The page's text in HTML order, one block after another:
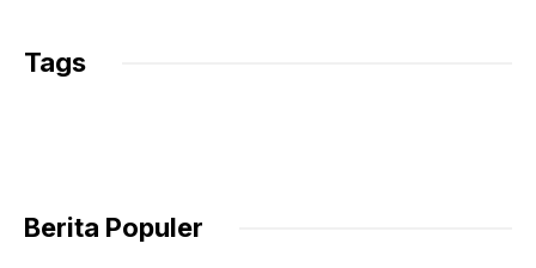
c
e
o
k
Tags
Berita Populer